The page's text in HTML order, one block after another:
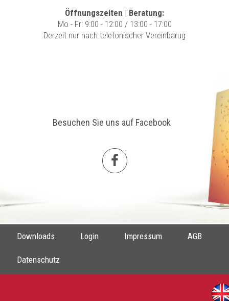
Öffnungszeiten | Beratung:
Mo - Fr: 9:00 - 12:00 / 13:00 - 17:00
Derzeit nur nach telefonischer Vereinbarug
Besuchen Sie uns auf Facebook
Downloads Login Impressum AGB
Datenschutz